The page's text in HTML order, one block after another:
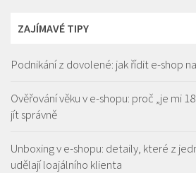
ZAJÍMAVÉ TIPY
Podnikání z dovolené: jak řídit e-shop
Ověřování věku v e-shopu: proč „je mi
jít správně
Unboxing v e-shopu: detaily, které z
udělají loajálního klienta